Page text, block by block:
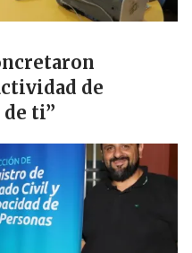
de
ti”